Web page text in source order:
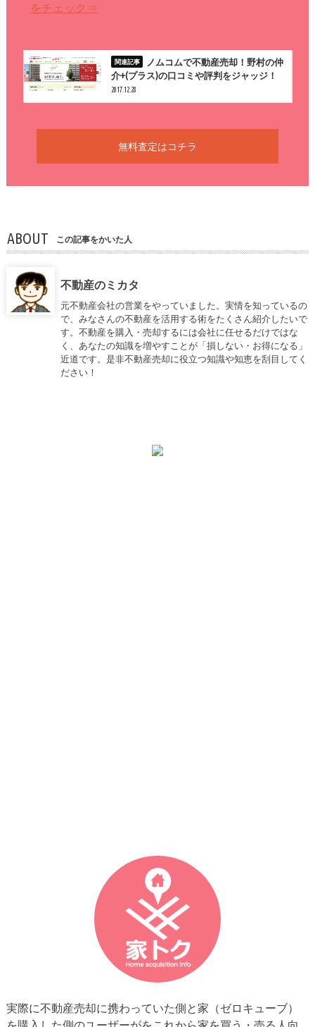
をチェック⇒
ノムコムで不動産売却！野村の仲
介+(プラス)の口コミや評判をジャッジ！
2017.12.28
無料査定はコチラ
ABOUT この記事をかいた人
不動産のミカタ
元不動産会社の営業をやっていました。実情を知っているの
で、みなさんの不動産を活用する術をたくさん紹介したいで
す。不動産を購入・売却するには会社に任せるだけではな
く、あなたの知識を増やすことが「損しない・お得になる」
近道です。是非不動産売却に役立つ知識や知恵を刮目してく
ださい！
実際に不動産売却に携わっていた側と家（ゼロキューブ）